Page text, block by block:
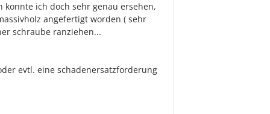
ich doch sehr genau ersehen,
angefertigt worden ( sehr
schraube ranziehen...
evtl. eine schadenersatzforderung